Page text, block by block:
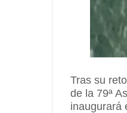
Tras su
de la 79ª
inaugurará